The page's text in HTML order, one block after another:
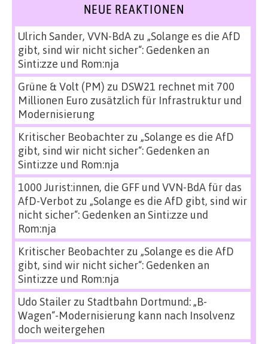
NEUE REAKTIONEN
Ulrich Sander, VVN-BdAzu „Solange es die AfD
gibt, sind wir nicht sicher“: Gedenken an
Sinti:zze und Rom:nja
Grüne & Volt (PM) zu DSW21 rechnet mit 700
Millionen Euro zusätzlich für Infrastruktur und
Modernisierung
Kritischer Beobachterzu „Solange es die AfD
gibt, sind wir nicht sicher“: Gedenken an
Sinti:zze und Rom:nja
1000 Jurist:innen, die GFF und VVN-BdA für das
AfD-Verbot zu „Solange es die AfD gibt, sind wir
nicht sicher“: Gedenken an Sinti:zze und
Rom:nja
Kritischer Beobachterzu „Solange es die AfD
gibt, sind wir nicht sicher“: Gedenken an
Sinti:zze und Rom:nja
Udo Stailerzu Stadtbahn Dortmund: „B-
Wagen“-Modernisierung kann nach Insolvenz
doch weitergehen